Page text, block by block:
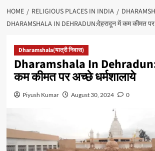
HOME RELIGIOUS PLACES IN INDIA
DHARAMSHALA IN DEHRADUN:देहरादून में कम कीमत
Dharamshala(यात्री निवास)
Dharamshala In
कम कीमत पर अच्छे धर्मशालाये
Piyush Kumar August 30, 2024 0